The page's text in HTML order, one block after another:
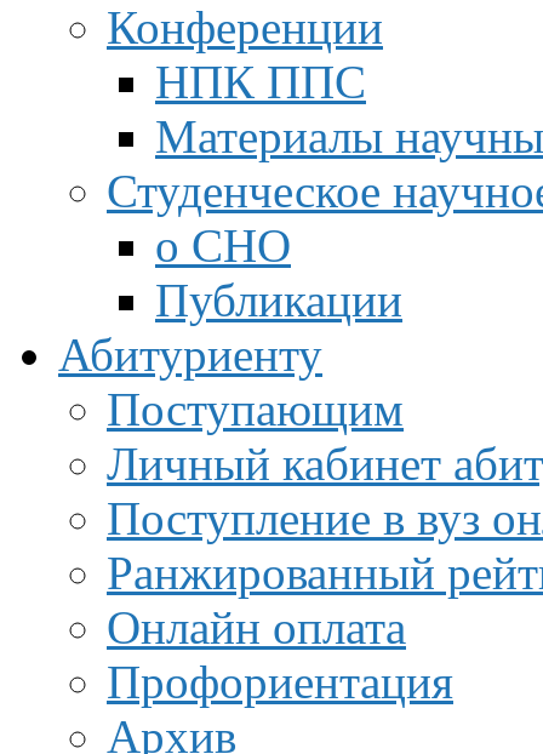
Конференции
НПК ППС
Материалы
Студенческое
о СНО
Публикации
Абитуриенту
Поступающим
Личный кабинет
Поступление в вуз
Ранжированный
Онлайн оплата
Профориентация
Архив